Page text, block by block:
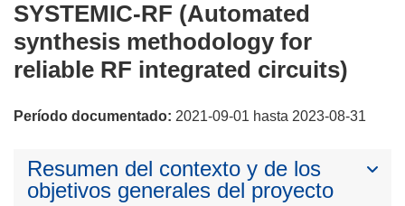
SYSTEMIC-RF (Automated
synthesis methodology for
reliable RF integrated circuits)
Período documentado: 2021-09-01 hasta 2023-08-31
Resumen del contexto y de los
objetivos generales del proyecto